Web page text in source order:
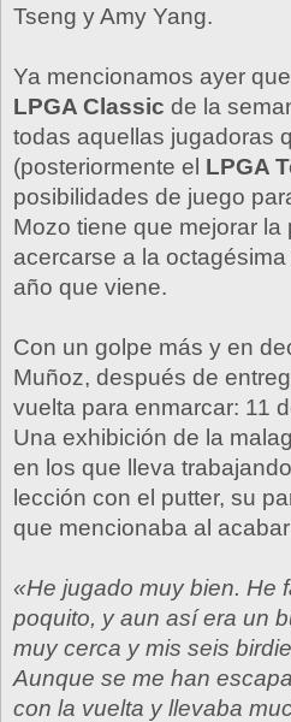
Tseng y Amy Yang.
Ya mencionamos ayer
LPGA Classic de la
todas aquellas jugadoras
(posteriormente el LPGA
posibilidades de juego
Mozo tiene que mejorar
acercarse a la
año que viene.
Con un golpe más y en
Muñoz, después de
vuelta para enmarcar: 11
Una exhibición de la
en los que lleva
lección con el putter, su
que mencionaba al
«He jugado muy bien. He
poquito, y aun así era un
muy cerca y mis seis
Aunque se me han
con la vuelta y llevaba